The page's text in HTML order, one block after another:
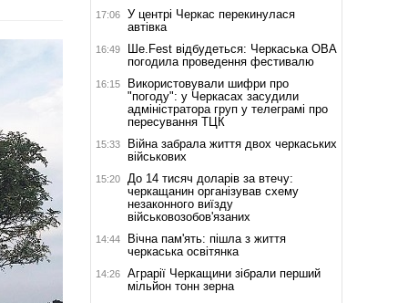
17:06
У центрі Черкас перекинулася
автівка
16:49
Ше.Fest відбудеться: Черкаська ОВА
погодила проведення фестивалю
16:15
Використовували шифри про
"погоду": у Черкасах засудили
адміністратора груп у телеграмі про
пересування ТЦК
15:33
Війна забрала життя двох черкаських
військових
15:20
До 14 тисяч доларів за втечу:
черкащанин організував схему
незаконного виїзду
військовозобов'язаних
14:44
Вічна пам'ять: пішла з життя
черкаська освітянка
14:26
Аграрії Черкащини зібрали перший
мільйон тонн зерна